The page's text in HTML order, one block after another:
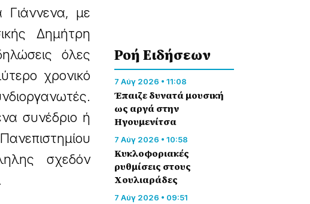
Γιάννενα, με
Δημήτρη
όλες
χρονικό
συνέδριο ή
σχεδόν
Ροή Eιδήσεων
7 Αύγ 2026 • 11:08
Έπαιζε δυνατά μουσική
ως αργά στην
Ηγουμενίτσα
7 Αύγ 2026 • 10:58
Κυκλοφοριακές
ρυθμίσεις στους
Χουλιαράδες
7 Αύγ 2026 • 09:51